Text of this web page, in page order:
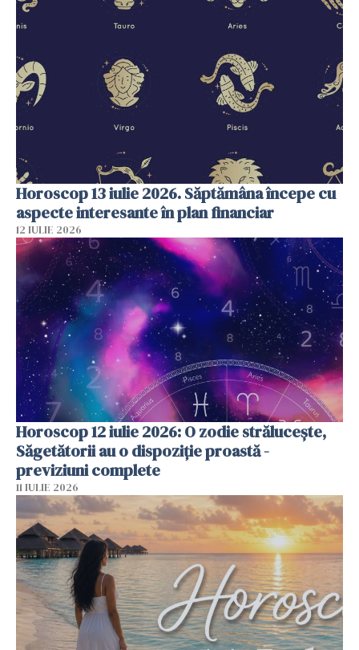
Horoscop 13 iulie 2026. Săptămâna începe cu
aspecte interesante în plan financiar
12 IULIE 2026
Horoscop 12 iulie 2026: O zodie strălucește,
Săgetătorii au o dispoziție proastă -
previziuni complete
11 IULIE 2026